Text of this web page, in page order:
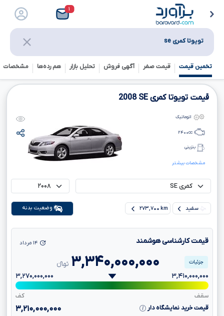
۱
تویوتا کمری se
تخمین قیمت قیمت صفر آگهی فروش تحلیل بازار هم رده‌ها‌ مشخصات
قیمت تویوتا کمری SE
2008
مشخصات بیشتر
اتوماتیک
۲۴۰۰cc
بنزینی
سفید ۲۷۳,۷۰۰ km وضعیت بدنه
قیمت کارشناسی هوشمند
۳,۳۴۰,۰۰۰,۰۰۰ تومانءءء
۱۴ مرداد
جزئیات
۳,۴۱۰,۰۰۰,۰۰۰ ۳,۲۷۰,۰۰۰,۰۰۰
سقف
کف
قیمت خرید نمایشگاه دار
۳,۲۱۰,۰۰۰,۰۰۰